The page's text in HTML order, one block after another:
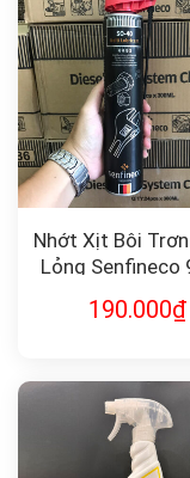
Nhớt Xịt Bôi
Lỏng Senfineco
190.000₫